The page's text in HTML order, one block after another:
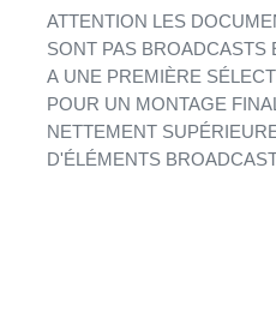
ATTENTION LES
SONT PAS BROADCASTS
A UNE PREMIÈRE
POUR UN MONTAGE
NETTEMENT
D'ÉLÉMENTS